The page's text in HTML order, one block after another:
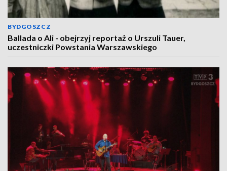
BYDGOSZCZ
Ballada o Ali - obejrzyj reportaż o Urszuli Tauer,
uczestniczki Powstania Warszawskiego